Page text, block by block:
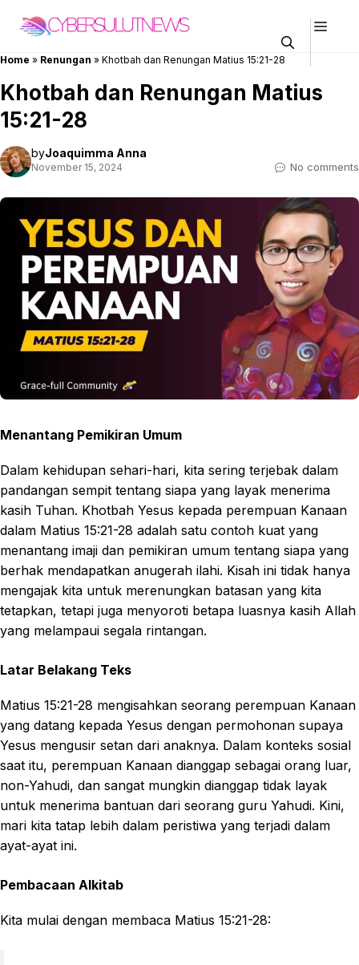
Home » Renungan » Khotbah dan Renungan Matius 15:21-28
Khotbah dan Renungan Matius
15:21-28
byJoaquimma Anna
November 15, 2024 No comments
Menantang Pemikiran Umum
Dalam kehidupan sehari-hari, kita sering terjebak dalam
pandangan sempit tentang siapa yang layak menerima
kasih Tuhan. Khotbah Yesus kepada perempuan Kanaan
dalam Matius 15:21-28 adalah satu contoh kuat yang
menantang imaji dan pemikiran umum tentang siapa yang
berhak mendapatkan anugerah ilahi. Kisah ini tidak hanya
mengajak kita untuk merenungkan batasan yang kita
tetapkan, tetapi juga menyoroti betapa luasnya kasih Allah
yang melampaui segala rintangan.
Latar Belakang Teks
Matius 15:21-28 mengisahkan seorang perempuan Kanaan
yang datang kepada Yesus dengan permohonan supaya
Yesus mengusir setan dari anaknya. Dalam konteks sosial
saat itu, perempuan Kanaan dianggap sebagai orang luar,
non-Yahudi, dan sangat mungkin dianggap tidak layak
untuk menerima bantuan dari seorang guru Yahudi. Kini,
mari kita tatap lebih dalam peristiwa yang terjadi dalam
ayat-ayat ini.
Pembacaan Alkitab
Kita mulai dengan membaca Matius 15:21-28: